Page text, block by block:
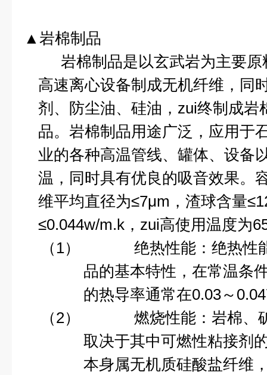
▲岩棉制品
岩棉制品是以玄武岩为主要
高速离心设备制成无机纤维，同
剂、防尘油、硅油，zui终制成岩
品。岩棉制品用途广泛，应用于
业的各种高温管线、罐体、设备
温，同时具有优良的吸音效果。
维平均直径为≤7μm ，渣球含量≤
≤0.044w/m.k，zui高使用温度为
（1）
绝热性能：绝热性
品的基本特性，在常温条
的热导率通常在0.03～
（2）
燃烧性能 ：岩棉
取决于其中可燃性粘接剂
本身属无机质硅酸盐纤维